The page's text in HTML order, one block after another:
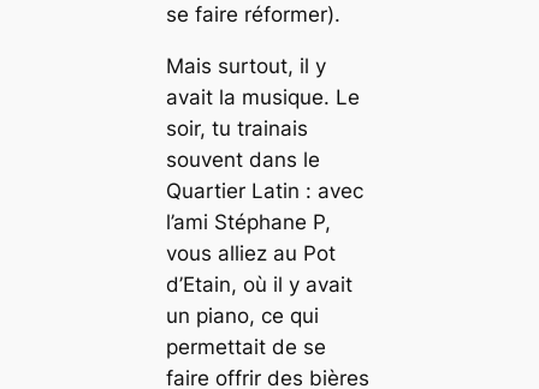
se faire réformer).
Mais surtout, il y
avait la musique. Le
soir, tu trainais
souvent dans le
Quartier Latin : avec
l’ami Stéphane P,
vous alliez au Pot
d’Etain, où il y avait
un piano, ce qui
permettait de se
faire offrir des bières